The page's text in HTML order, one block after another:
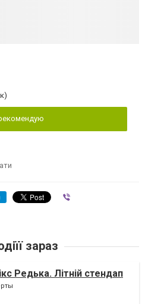
зараз
Редька. Літній стендап